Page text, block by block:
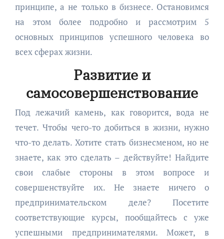
принципе, а не только в бизнесе. Остановимся
на этом более подробно и рассмотрим 5
основных принципов успешного человека во
всех сферах жизни.
Развитие и
самосовершенствование
Под лежачий камень, как говорится, вода не
течет. Чтобы чего-то добиться в жизни, нужно
что-то делать. Хотите стать бизнесменом, но не
знаете, как это сделать – действуйте! Найдите
свои слабые стороны в этом вопросе и
совершенствуйте их. Не знаете ничего о
предпринимательском деле? Посетите
соответствующие курсы, пообщайтесь с уже
успешными предпринимателями. Может, в